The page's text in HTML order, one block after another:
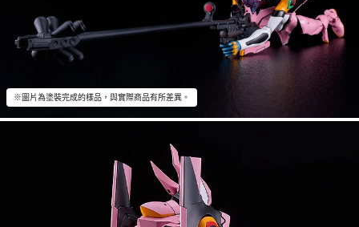
※圖片為塗裝完成的樣品，與實際商品有所差異。